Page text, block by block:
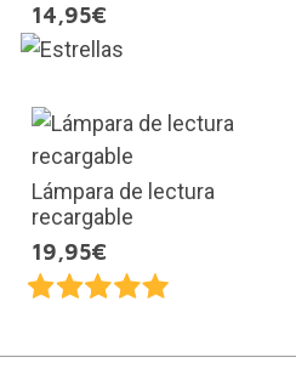
14,95€
Lámpara de lectura
recargable
19,95€